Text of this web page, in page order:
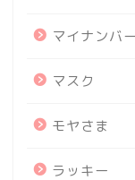
マイナンバ
マスク
モヤさま
ラッキー